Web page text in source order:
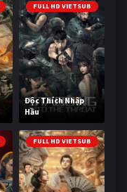
FULL HD VIETSUB
Độc Thích Nhập
Hầu
FULL HD VIETSUB